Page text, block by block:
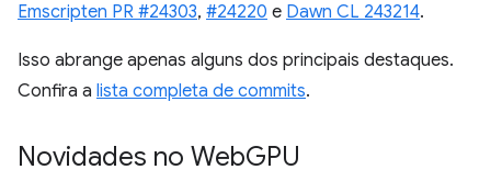
Emscripten PR #24303, #24220 e Dawn CL 243214.
Isso abrange apenas alguns dos principais destaques.
Confira a lista completa de commits.
Novidades no WebGPU